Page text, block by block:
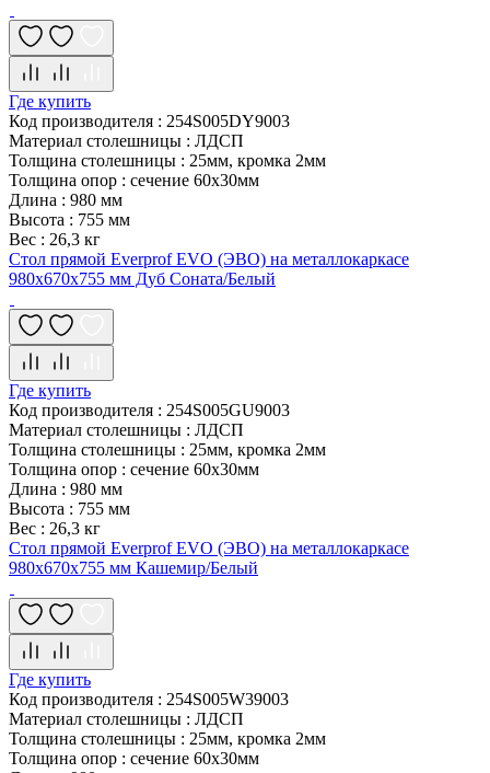
Где купить
Код производителя : 254S005DY9003
Материал столешницы : ЛДСП
Толщина столешницы : 25мм, кромка 2мм
Толщина опор : сечение 60х30мм
Длина : 980 мм
Высота : 755 мм
Вес : 26,3 кг
Стол прямой Everprof EVO (ЭВО) на металлокаркасе
980х670х755 мм Дуб Соната/Белый
Где купить
Код производителя : 254S005GU9003
Материал столешницы : ЛДСП
Толщина столешницы : 25мм, кромка 2мм
Толщина опор : сечение 60х30мм
Длина : 980 мм
Высота : 755 мм
Вес : 26,3 кг
Стол прямой Everprof EVO (ЭВО) на металлокаркасе
980х670х755 мм Кашемир/Белый
Где купить
Код производителя : 254S005W39003
Материал столешницы : ЛДСП
Толщина столешницы : 25мм, кромка 2мм
Толщина опор : сечение 60х30мм